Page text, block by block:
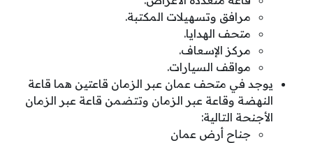
مرافق وتسهيلات المكتبة.
متحف الهدايا.
مركز الإسعاف.
مواقف السيارات.
يوجد في متحف عمان عبر الزمان قاعتين هما قاعة
النهضة وقاعة عبر الزمان وتتضمن قاعة عبر الزمان
الأجنحة التالية:
جناح أرض عمان